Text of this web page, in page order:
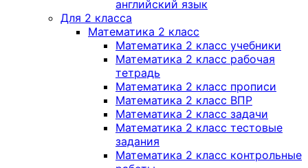
английский язык
Для 2 класса
Математика 2 класс
Математика 2 класс учебники
Математика 2 класс рабочая
тетрадь
Математика 2 класс прописи
Математика 2 класс ВПР
Математика 2 класс задачи
Математика 2 класс тестовые
задания
Математика 2 класс контрольные